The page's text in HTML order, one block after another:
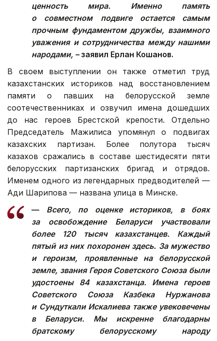
ценность мира. Именно память
о совместном подвиге остается самым
прочным фундаментом дружбы, взаимного
уважения и сотрудничества между нашими
народами, –заявил Ерлан Кошанов.
В своем выступлении он также отметил труд
казахстанских историков над восстановлением
памяти о павших на белорусской земле
соотечественниках и озвучил имена дошедших
до нас героев Брестской крепости. Отдельно
Председатель Мажилиса упомянул о подвигах
казахских партизан. Более полутора тысяч
казахов сражались в составе шестидесяти пяти
белорусских партизанских бригад и отрядов.
Именем одного из легендарных предводителей —
Ади Шарипова — названа улица в Минске.
— Всего, по оценке историков, в боях
за освобождение Беларуси участвовали
более 120 тысяч казахстанцев. Каждый
пятый из них похоронен здесь. За мужество
и героизм, проявленные на белорусской
земле, звания Героя Советского Союза были
удостоены 84 казахстанца. Имена героев
Советского Союза Казбека Нуржанова
и Сундуткали Искалиева также увековечены
в Беларуси. Мы искренне благодарны
братскому белорусскому народу